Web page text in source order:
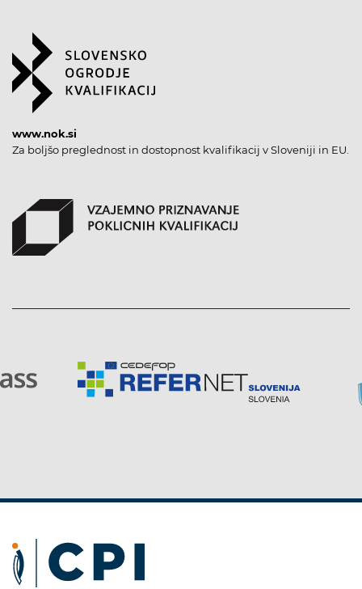
www.nok.si
Za boljšo preglednost in dostopnost kvalifikacij v Sloveniji in EU.